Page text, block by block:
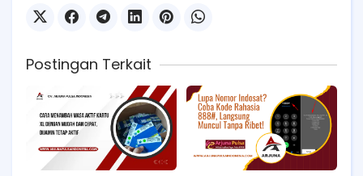
Postingan Terkait